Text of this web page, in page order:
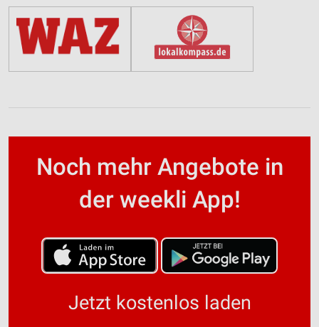
Noch mehr Angebote in
der weekli App!
Jetzt kostenlos laden